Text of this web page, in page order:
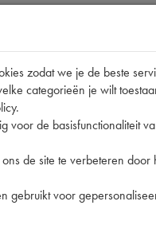
zodat we je de beste
categorieën je wilt
voor de basisfunctionaliteit
de site te verbeteren door
gebruikt voor